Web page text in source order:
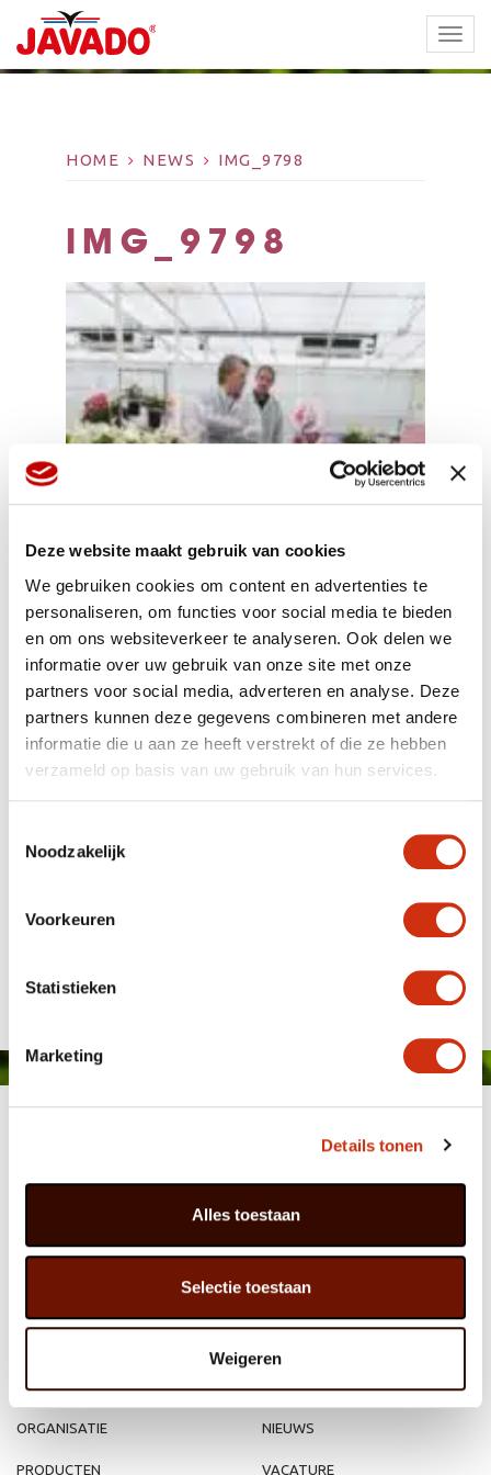
Deze website maakt gebruik van cookies
We gebruiken cookies om content en advertenties te
personaliseren, om functies voor social media te bieden
en om ons websiteverkeer te analyseren. Ook delen we
informatie over uw gebruik van onze site met onze
partners voor social media, adverteren en analyse. Deze
partners kunnen deze gegevens combineren met andere
informatie die u aan ze heeft verstrekt of die ze hebben
verzameld op basis van uw gebruik van hun services.
Noodzakelijk
Voorkeuren
Statistieken
Marketing
Details tonen
Alles toestaan
Selectie toestaan
Weigeren
HOME NEWS IMG_9798
IMG_9798
HOME
ORGANISATIE
PRODUCTEN
WEBSHOP
NIEUWS
VACATURE